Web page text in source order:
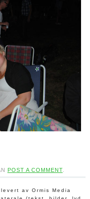
POST A COMMENT.
av Ormis Media